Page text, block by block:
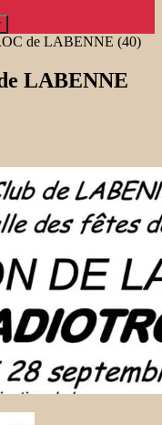
de LABENNE (40)
LABENNE